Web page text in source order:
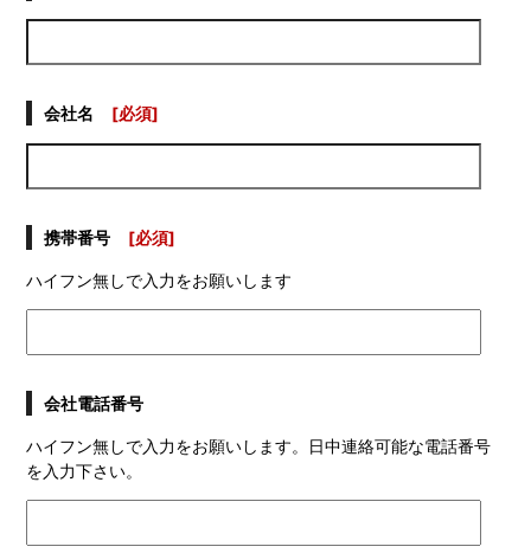
会社名 [必須]
携帯番号 [必須]
ハイフン無しで入力をお願いします
会社電話番号
ハイフン無しで入力をお願いします。日中連絡可能な電話番号
を入力下さい。